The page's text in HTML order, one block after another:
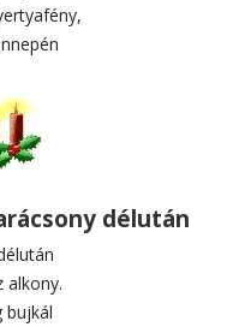
délután
alkony.
bujkál